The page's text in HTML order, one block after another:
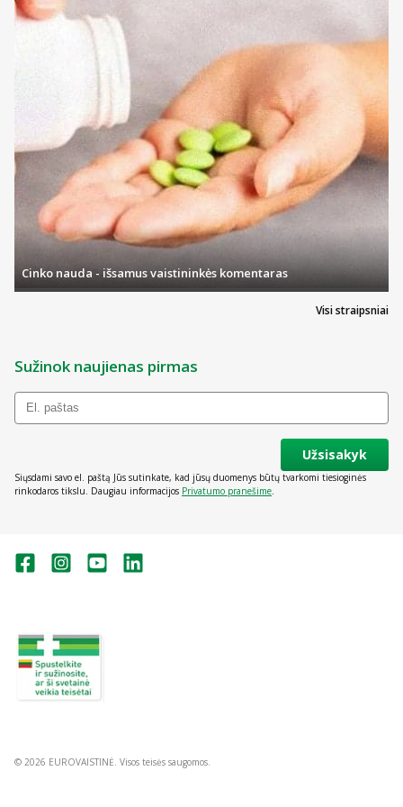
Visi straipsniai
Cinko nauda - išsamus vaistininkės komentaras
Sužinok naujienas pirmas
Užsisakyk
Siųsdami savo el. paštą Jūs sutinkate, kad jūsų duomenys būtų tvarkomi tiesioginės
rinkodaros tikslu. Daugiau informacijos Privatumo pranešime.
© 2026 EUROVAISTINĖ. Visos teisės saugomos.